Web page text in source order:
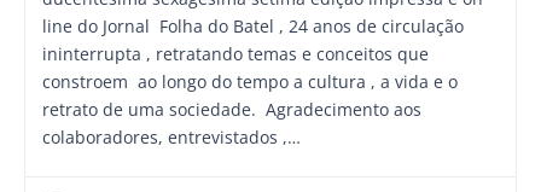
line do Jornal Folha do Batel , 24 anos de circulação
ininterrupta , retratando temas e conceitos que
constroem ao longo do tempo a cultura , a vida e o
retrato de uma sociedade. Agradecimento aos
colaboradores, entrevistados ,…